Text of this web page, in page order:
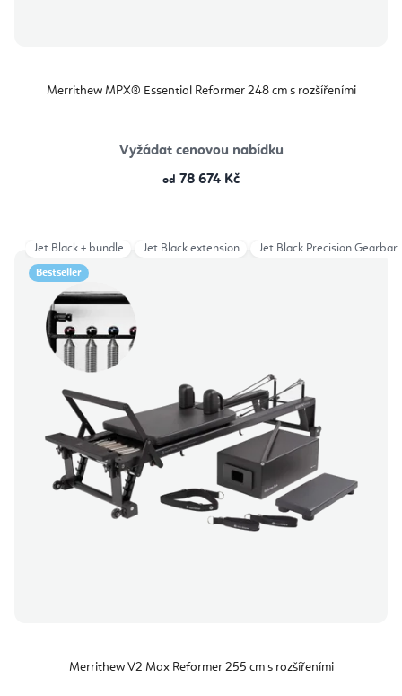
Merrithew MPX® Essential Reformer 248 cm s rozšířeními
Vyžádat cenovou nabídku
od 78 674 Kč
Bestseller
Merrithew V2 Max Reformer 255 cm s rozšířeními
Jet Black + bundle Jet Black extension Jet Black Precision Gearbar